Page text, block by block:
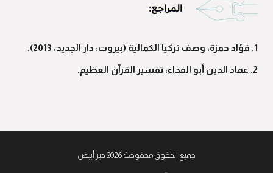
1. فؤاد حمزة، وصف تركيا الكمالية (بيروت: دار الجديد، 2013).
2. عماد الدين أبو الفداء، تفسير القرآن العظيم.
جميع الحقوق محفوظة 2026 حبر أبيض